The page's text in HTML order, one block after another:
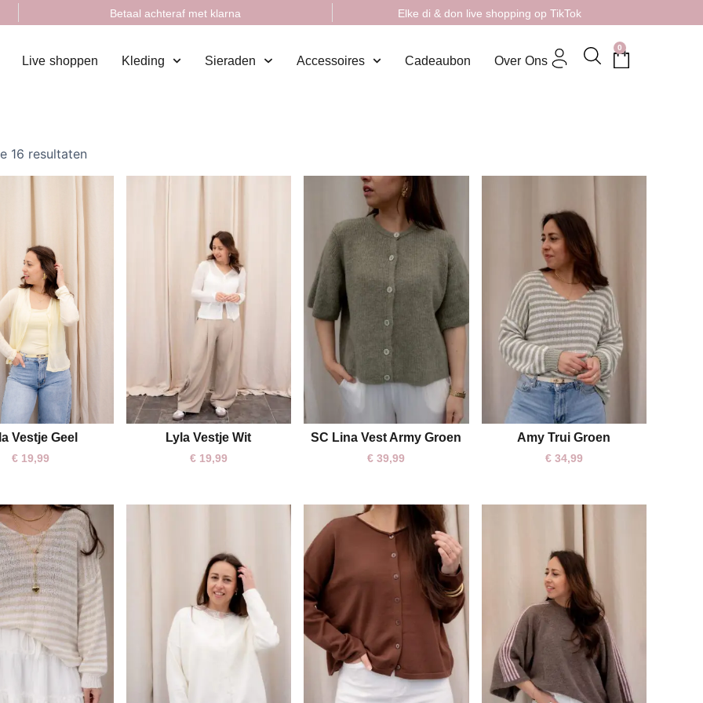
Betaal achteraf met klarna Elke di & don live shopping op TikTok
Live shoppen Kleding Sieraden Accessoires Cadeaubon Over Ons
0
16 resultaten
S/M M/L
Vestje Geel
€ 19,99
S/M M/L
Lyla Vestje Wit
€19,99
One size
SC Lina Vest Army Groen
€ 39,99
One size
Amy Trui Groen
€34,99